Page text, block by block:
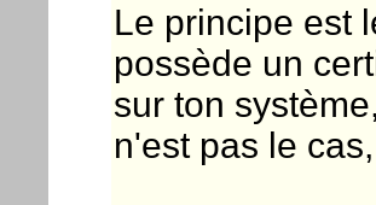
Le principe est
possède un
sur ton
n'est pas le